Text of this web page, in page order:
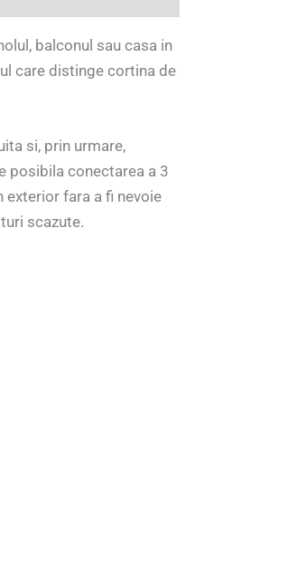
balconul sau casa in
care distinge cortina de
si, prin urmare,
posibila conectarea a 3
exterior fara a fi nevoie
scazute.